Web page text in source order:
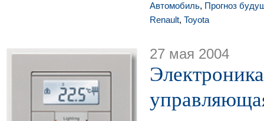
Автомобиль, Прогноз
Renault, Toyota
27 мая 2004